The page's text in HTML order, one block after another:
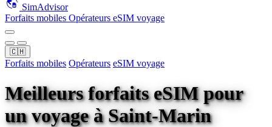
SimAdvisor
Forfaits mobiles Opérateurs eSIM voyage
🇨🇭
Forfaits mobiles Opérateurs eSIM voyage
Meilleurs forfaits eSIM pour
un voyageà Saint-Marin